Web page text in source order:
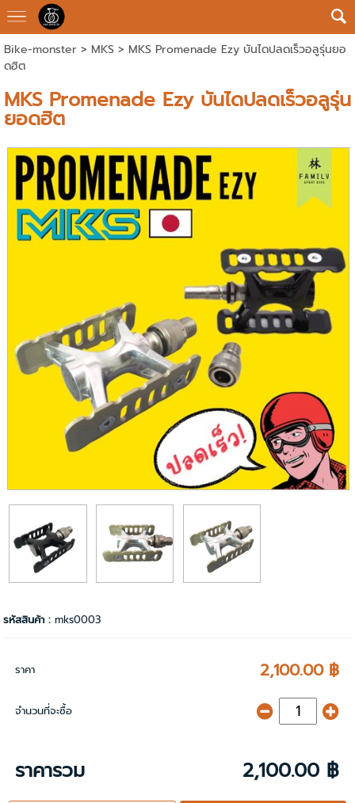
Bike-monster> MKS> MKS Promenade Ezy บันไดปลดเร็วอลูรุ่นยอ
ดฮิต
MKS Promenade Ezy บันไดปลดเร็วอลูรุ่น
ยอดฮิต
รหัสสินค้า :mks0003
ราคา 2,100.00 ฿
จำนวนที่จะซื้อ
ราคารวม 2,100.00 ฿